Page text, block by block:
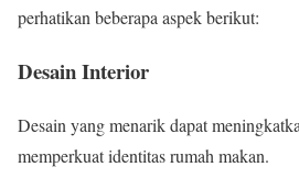
perhatikan beberapa aspek berikut:
Desain Interior
Desain yang menarik dapat
memperkuat identitas rumah makan.